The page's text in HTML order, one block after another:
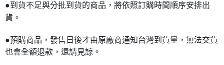
●到貨不足與分批到貨的商品，將依照訂購時間順序安排出
貨。
●預購商品，發售日後才由原廠商通知台灣到貨量，無法交貨
也會全額退款，還請見諒。